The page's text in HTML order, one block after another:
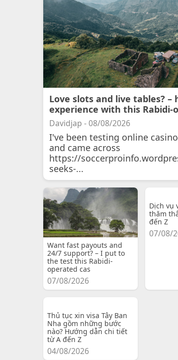
Love slots and live tables? –
experience with this Rabidi-
Davidjap - 08/08/2026
I've been testing online
and came across
https://
seeks-...
Want fast payouts and
24/7 support? – I put to
the test this Rabidi-
operated cas
07/08/2026
Dịch vụ
thăm
đến Z
07/08/
Thủ tục xin visa Tây Ban
Nha gồm những bước
nào? Hướng dẫn chi tiết
từ A đến Z
04/08/2026